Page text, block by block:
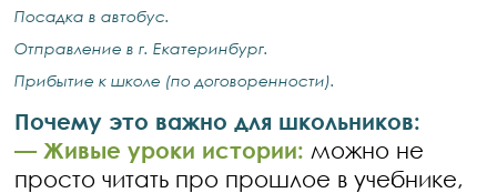
Посадка в автобус.
Отправление в г. Екатеринбург.
Прибытие к школе (по договоренности).
Почему это важно для школьников:
— Живые уроки истории: можно не
просто читать про прошлое в учебнике,